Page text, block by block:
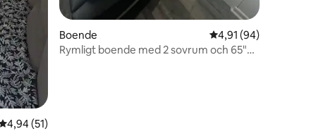
av 5 i genomsnittligt betyg, 51 omdömen
4,94 (51)
Boende 4,91 av 5 i
4,91 (94)
Rymligt boende med 2 sovrum och 65"